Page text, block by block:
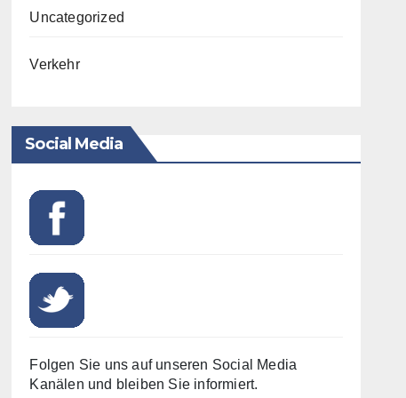
Uncategorized
Verkehr
Social Media
Folgen Sie uns auf unseren Social Media
Kanälen und bleiben Sie informiert.